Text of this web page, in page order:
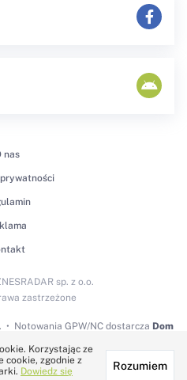
nas
Notowania GPW/NC dostarcza Dom
sp. z o.o.
zastrzeżone
Korzystając ze
cookie, zgodnie z
Dowiedz się
Rozumiem